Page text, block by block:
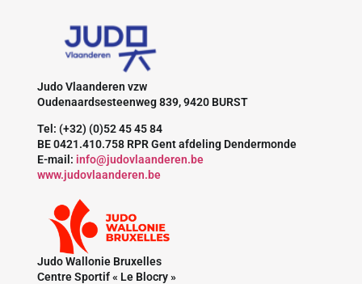
Judo Vlaanderen vzw
Oudenaardsesteenweg 839, 9420 BURST
Tel: (+32) (0)52 45 45 84
BE 0421.410.758 RPR Gent afdeling Dendermonde
E-mail: info@judovlaanderen.be
www.judovlaanderen.be
Judo Wallonie Bruxelles
Centre Sportif « Le Blocry »